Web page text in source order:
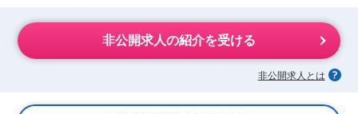
非公開求人の紹介を受ける
非公開求人とは